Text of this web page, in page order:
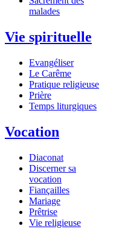
malades
Vie spirituelle
Evangéliser
Le Carême
Pratique religieuse
Prière
Temps liturgiques
Vocation
Diaconat
Discerner sa
vocation
Fiançailles
Mariage
Prêtrise
Vie religieuse